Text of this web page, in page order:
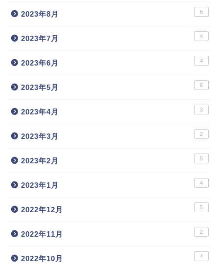
2023年8月 6
2023年7月 4
2023年6月 4
2023年5月 6
2023年4月 3
2023年3月 2
2023年2月 5
2023年1月 4
2022年12月 5
2022年11月 2
2022年10月 4